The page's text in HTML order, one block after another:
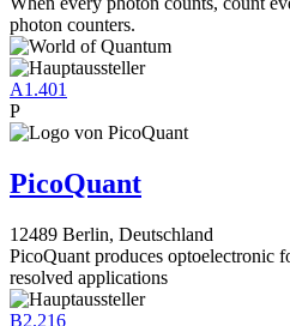
photon counters.
A1.401
P
PicoQuant
12489 Berlin, Deutschland
PicoQuant produces optoelectronic
resolved applications
B2.216